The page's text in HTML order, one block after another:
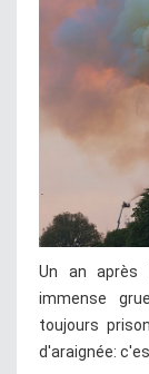
Un an après
immense
toujours
d'araignée: